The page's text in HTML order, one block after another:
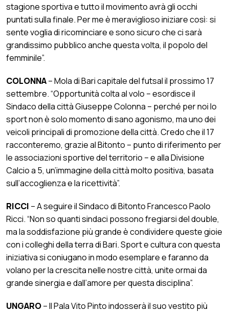
stagione sportiva e tutto il movimento avrà gli occhi
puntati sulla finale. Per me è meraviglioso iniziare così: si
sente voglia di ricominciare e sono sicuro che ci sarà
grandissimo pubblico anche questa volta, il popolo del
femminile”.
COLONNA– Mola di Bari capitale del futsal il prossimo 17
settembre. “Opportunità colta al volo – esordisce il
Sindaco della città Giuseppe Colonna – perché per noi lo
sport non è solo momento di sano agonismo, ma uno dei
veicoli principali di promozione della città. Credo che il 17
racconteremo, grazie al Bitonto – punto di riferimento per
le associazioni sportive del territorio – e alla Divisione
Calcio a 5, un’immagine della città molto positiva, basata
sull’accoglienza e la ricettività”.
RICCI – A seguire il Sindaco di Bitonto Francesco Paolo
Ricci. “Non so quanti sindaci possono fregiarsi del double,
ma la soddisfazione più grande è condividere queste gioie
con i colleghi della terra di Bari. Sport e cultura con questa
iniziativa si coniugano in modo esemplare e faranno da
volano per la crescita nelle nostre città, unite ormai da
grande sinergia e dall’amore per questa disciplina”.
UNGARO– Il Pala Vito Pinto indosserà il suo vestito più